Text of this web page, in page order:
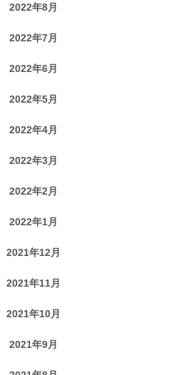
2022年8月
2022年7月
2022年6月
2022年5月
2022年4月
2022年3月
2022年2月
2022年1月
2021年12月
2021年11月
2021年10月
2021年9月